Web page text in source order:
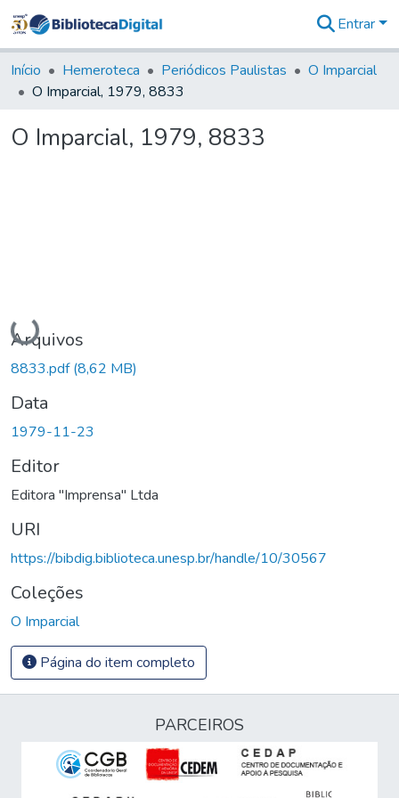
&
Coleções
Tudo na
Digital
Entrar
Início Hemeroteca Periódicos Paulistas
O Imparcial
O Imparcial, 1979, 8833
O Imparcial, 1979, 8833
Carregando...
Arquivos
8833.pdf(8,62 MB)
Data
1979-11-23
Editor
Editora "Imprensa" Ltda
URI
https://bibdig.biblioteca.unesp.br/handle/10/30567
Coleções
O Imparcial
Página do item completo
PARCEIROS